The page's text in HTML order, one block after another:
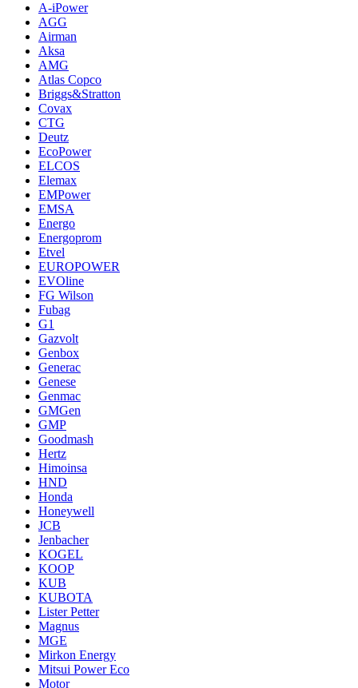
A-iPower
AGG
Airman
Aksa
AMG
Atlas Copco
Briggs&Stratton
Covax
CTG
Deutz
EcoPower
ELCOS
Elemax
EMPower
EMSA
Energo
Energoprom
Etvel
EUROPOWER
EVOline
FG Wilson
Fubag
G1
Gazvolt
Genbox
Generac
Genese
Genmac
GMGen
GMP
Goodmash
Hertz
Himoinsa
HND
Honda
Honeywell
JCB
Jenbacher
KOGEL
KOOP
KUB
KUBOTA
Lister Petter
Magnus
MGE
Mirkon Energy
Mitsui Power Eco
Motor